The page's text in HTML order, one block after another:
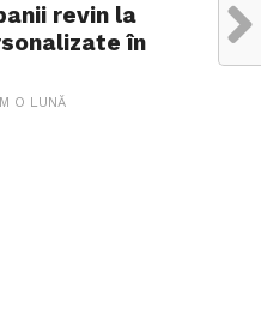
revin la
în
O LUNĂ